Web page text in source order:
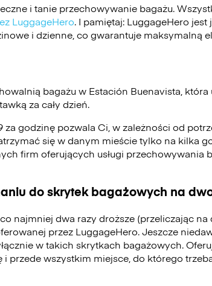
i tanie przechowywanie bagażu.
LuggageHero. I pamiętaj: LuggageHero
i dzienne, co gwarantuje maksymalną
bagażu w Estación Buenavista,
za cały dzień.
za godzinę pozwala Ci, w zależności od
się w danym mieście tylko na kilka
firm oferujących usługi przechowywania
do skrytek bagażowych na
najmniej dwa razy droższe (przeliczając
przez LuggageHero. Jeszcze
w takich skrytkach bagażowych.
przede wszystkim miejsce, do którego